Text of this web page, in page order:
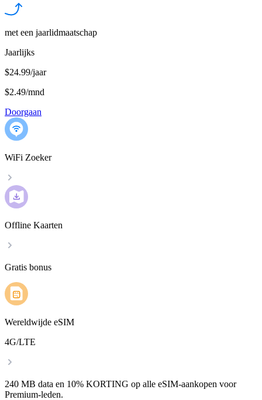
met een jaarlidmaatschap
Jaarlijks
$24.99/jaar
$2.49/mnd
Doorgaan
WiFi Zoeker
Offline Kaarten
Gratis bonus
Wereldwijde eSIM
4G/LTE
240 MB data en 10% KORTING op alle eSIM-aankopen voor
Premium-leden.